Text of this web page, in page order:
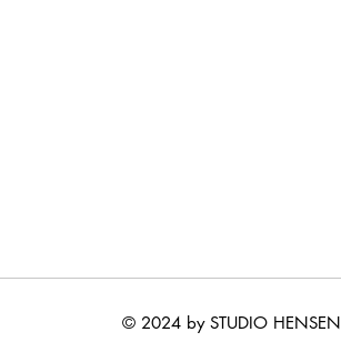
© 2024 by STUDIO HENSEN